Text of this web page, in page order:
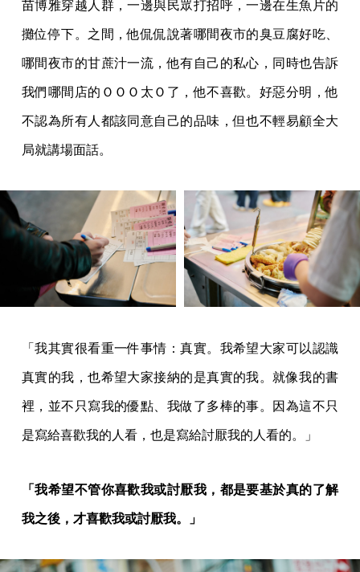
苗博雅穿越人群，一邊與民眾打招呼，一邊在生魚片的
攤位停下。之間，他侃侃說著哪間夜市的臭豆腐好吃、
哪間夜市的甘蔗汁一流，他有自己的私心，同時也告訴
我們哪間店的ＯＯＯ太Ｏ了，他不喜歡。好惡分明，他
不認為所有人都該同意自己的品味，但也不輕易顧全大
局就講場面話。
「我其實很看重一件事情：真實。我希望大家可以認識
真實的我，也希望大家接納的是真實的我。就像我的書
裡，並不只寫我的優點、我做了多棒的事。因為這不只
是寫給喜歡我的人看，也是寫給討厭我的人看的。」
「我希望不管你喜歡我或討厭我，都是要基於真的了解
我之後，才喜歡我或討厭我。」